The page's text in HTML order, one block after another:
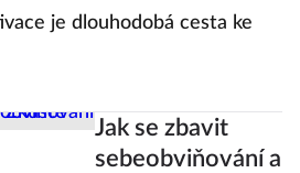
je dlouhodobá cesta ke
Jak se zbavit
sebeobviňování a